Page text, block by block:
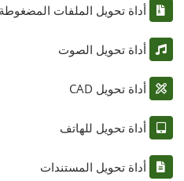
أداة تحويل الملفات المضغوطة
أداة تحويل الصوت
أداة تحويل CAD
أداة تحويل للهاتف
أداة تحويل المستندات